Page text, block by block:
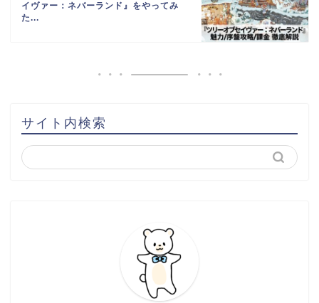
イヴァー：ネバーランド』をやってみ
た...
サイト内検索